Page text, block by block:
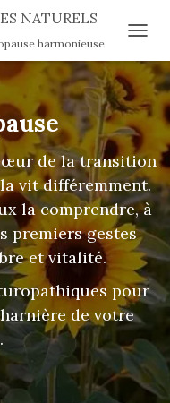
NATURELS
harmonieuse
de la transition
vit différemment.
la comprendre, à
premiers gestes
et vitalité.
pour
de votre